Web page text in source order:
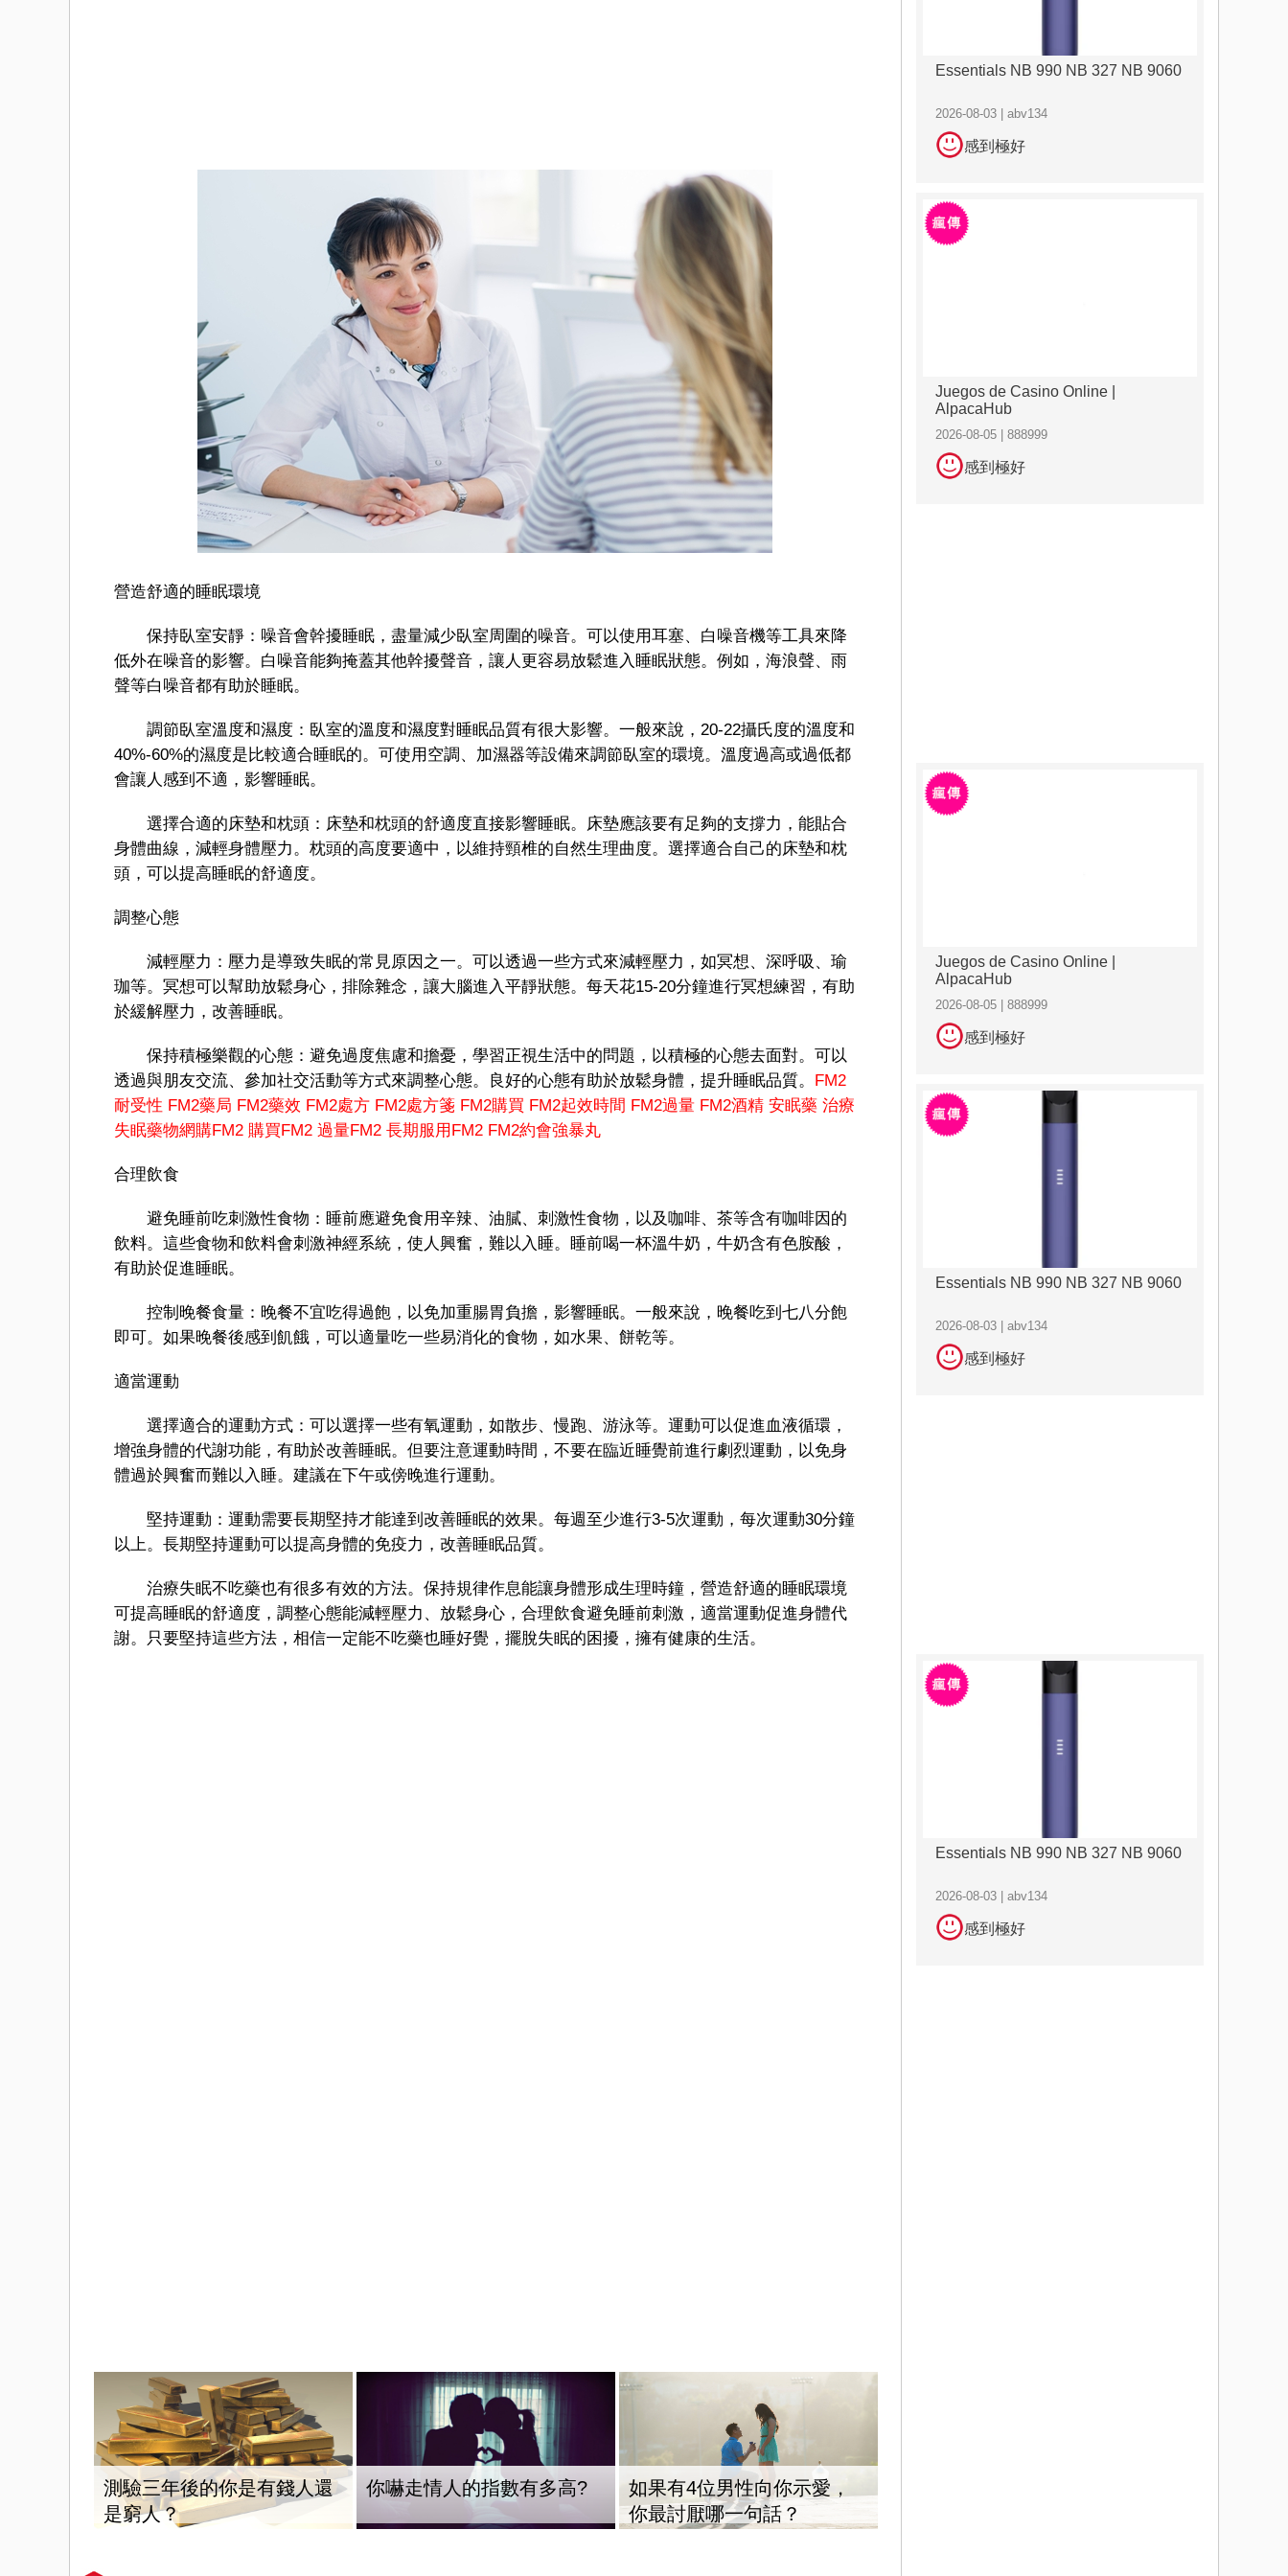
營造舒適的睡眠環境
保持臥室安靜：噪音會幹擾睡眠，盡量減少臥室周圍的噪音。可以使用耳塞、白噪音機等工具來降
低外在噪音的影響。白噪音能夠掩蓋其他幹擾聲音，讓人更容易放鬆進入睡眠狀態。例如，海浪聲、雨
聲等白噪音都有助於睡眠。
調節臥室溫度和濕度：臥室的溫度和濕度對睡眠品質有很大影響。一般來說，20-22攝氏度的溫度和
40%-60%的濕度是比較適合睡眠的。可使用空調、加濕器等設備來調節臥室的環境。溫度過高或過低都
會讓人感到不適，影響睡眠。
選擇合適的床墊和枕頭：床墊和枕頭的舒適度直接影響睡眠。床墊應該要有足夠的支撐力，能貼合
身體曲線，減輕身體壓力。枕頭的高度要適中，以維持頸椎的自然生理曲度。選擇適合自己的床墊和枕
頭，可以提高睡眠的舒適度。
調整心態
減輕壓力：壓力是導致失眠的常見原因之一。可以透過一些方式來減輕壓力，如冥想、深呼吸、瑜
珈等。冥想可以幫助放鬆身心，排除雜念，讓大腦進入平靜狀態。每天花15-20分鐘進行冥想練習，有助
於緩解壓力，改善睡眠。
保持積極樂觀的心態：避免過度焦慮和擔憂，學習正視生活中的問題，以積極的心態去面對。可以
透過與朋友交流、參加社交活動等方式來調整心態。良好的心態有助於放鬆身體，提升睡眠品質。 FM2
耐受性 FM2藥局 FM2藥效 FM2處方 FM2處方箋 FM2購買 FM2起效時間 FM2過量 FM2酒精 安眠藥 治療
失眠藥物網購FM2 購買FM2 過量FM2 長期服用FM2 FM2約會強暴丸
合理飲食
避免睡前吃刺激性食物：睡前應避免食用辛辣、油膩、刺激性食物，以及咖啡、茶等含有咖啡因的
飲料。這些食物和飲料會刺激神經系統，使人興奮，難以入睡。睡前喝一杯溫牛奶，牛奶含有色胺酸，
有助於促進睡眠。
控制晚餐食量：晚餐不宜吃得過飽，以免加重腸胃負擔，影響睡眠。一般來說，晚餐吃到七八分飽
即可。如果晚餐後感到飢餓，可以適量吃一些易消化的食物，如水果、餅乾等。
適當運動
選擇適合的運動方式：可以選擇一些有氧運動，如散步、慢跑、游泳等。運動可以促進血液循環，
增強身體的代謝功能，有助於改善睡眠。但要注意運動時間，不要在臨近睡覺前進行劇烈運動，以免身
體過於興奮而難以入睡。建議在下午或傍晚進行運動。
堅持運動：運動需要長期堅持才能達到改善睡眠的效果。每週至少進行3-5次運動，每次運動30分鐘
以上。長期堅持運動可以提高身體的免疫力，改善睡眠品質。
治療失眠不吃藥也有很多有效的方法。保持規律作息能讓身體形成生理時鐘，營造舒適的睡眠環境
可提高睡眠的舒適度，調整心態能減輕壓力、放鬆身心，合理飲食避免睡前刺激，適當運動促進身體代
謝。只要堅持這些方法，相信一定能不吃藥也睡好覺，擺脫失眠的困擾，擁有健康的生活。
測驗三年後的你是有錢人還
是窮人？
你嚇走情人的指數有多高?
如果有4位男性向你示愛，
你最討厭哪一句話？
Essentials NB 990 NB 327 NB 9060
2026-08-03 | abv134
感到極好
Juegos de Casino Online |
AlpacaHub
2026-08-05 | 888999
感到極好
Juegos de Casino Online |
AlpacaHub
2026-08-05 | 888999
感到極好
Essentials NB 990 NB 327 NB 9060
2026-08-03 | abv134
感到極好
Essentials NB 990 NB 327 NB 9060
2026-08-03 | abv134
感到極好